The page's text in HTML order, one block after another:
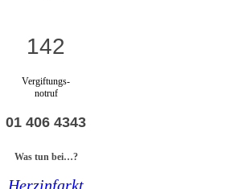
142
Vergiftungs-
notruf
01 406 4343
Was tun bei…?
Herzinfarkt